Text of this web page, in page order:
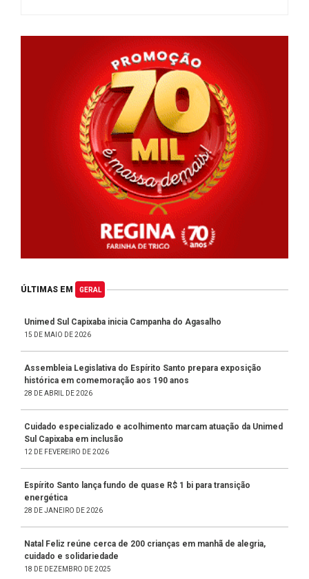
ÚLTIMAS EM GERAL
Unimed Sul Capixaba inicia Campanha do Agasalho
15 DE MAIO DE 2026
Assembleia Legislativa do Espírito Santo prepara exposição
histórica em comemoração aos 190 anos
28 DE ABRIL DE 2026
Cuidado especializado e acolhimento marcam atuação da Unimed
Sul Capixaba em inclusão
12 DE FEVEREIRO DE 2026
Espírito Santo lança fundo de quase R$ 1 bi para transição
energética
28 DE JANEIRO DE 2026
Natal Feliz reúne cerca de 200 crianças em manhã de alegria,
cuidado e solidariedade
18 DE DEZEMBRO DE 2025